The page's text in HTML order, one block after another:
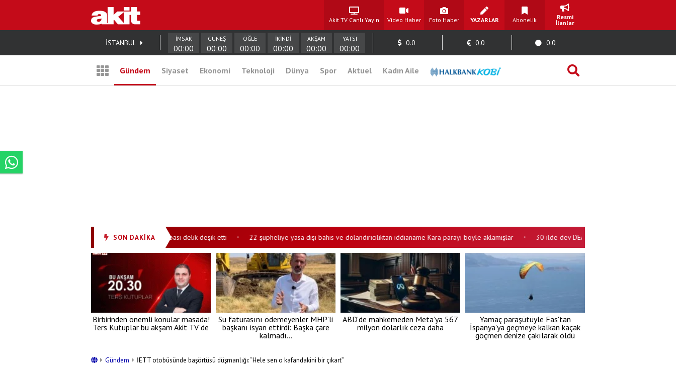
Akit TV Canlı Yayın Video Haber Foto Haber YAZARLAR Abonelik
Resmi
İlanlar
İSTANBUL İMSAK
00:00
GÜNEŞ
00:00
ÖĞLE
00:00
İKİNDİ
00:00
AKŞAM
00:00
YATSI
00:00
0.0 0.0 0.0
Gündem Siyaset Ekonomi Teknoloji Dünya Spor Aktuel Kadın Aile
SON DAKİKA
tarihi gelişmeyi duyurdu: Türkiye'nin yeni bombası delik deşik etti • 22 şüpheliye yasa dışı bahis ve dolandırıcılıktan iddianame Kara parayı böyle aklamışlar • 30 ilde dev DEAŞ operasyonu! Çok sayıda gözaltı
Birbirinden önemli konular masada!
Ters Kutuplar bu akşam Akit TV’de
Su faturasını ödemeyenler MHP’li
başkanı isyan ettirdi: Başka çare
kalmadı…
ABD’de mahkemeden Meta’ya 567
milyon dolarlık ceza daha
Yamaç paraşütüyle Fas'tan
İspanya'ya geçmeye kalkan kaçak
göçmen denize çakılarak öldü
Gündem İETT otobüsünde başörtüsü düşmanlığı: “Hele sen o kafandakini bir çıkart”